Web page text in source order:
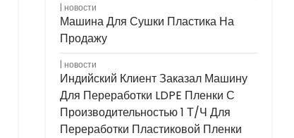
новости
Машина Для Сушки Пластика На
Продажу
новости
Индийский Клиент Заказал Машину
Для Переработки LDPE Пленки С
Производительностью 1 Т/ч Для
Переработки Пластиковой Пленки